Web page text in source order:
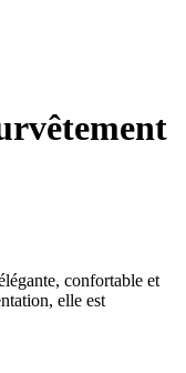
confortable et
elle est